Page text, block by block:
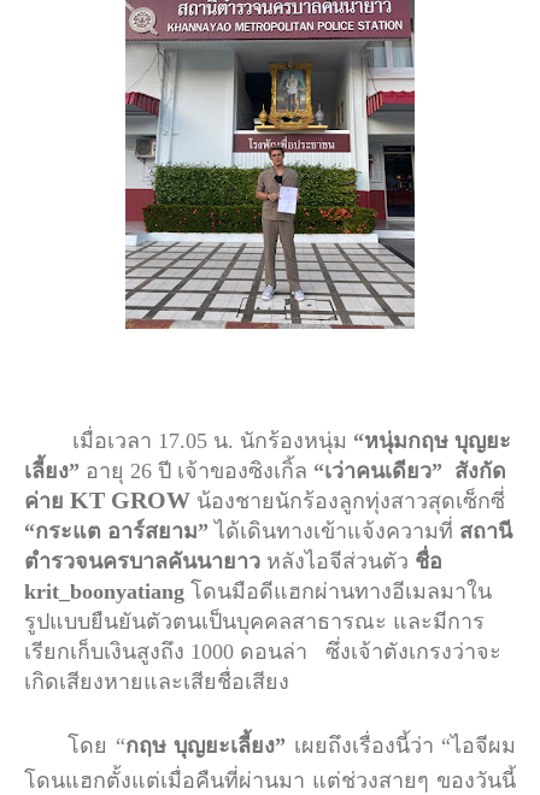
เมื่อเวลา 17.05 น. นักร้องหนุ่ม “หนุ่มกฤษ บุญยะ
เลี้ยง” อายุ 26 ปี เจ้าของซิงเกิ้ล “เว่าคนเดียว” สังกัด
ค่าย KT GROW น้องชายนักร้องลูกทุ่งสาวสุดเซ็กซี่
“กระแต อาร์สยาม”ได้เดินทางเข้าแจ้งความที่ สถานี
ตำรวจนครบาลคันนายาว หลังไอจีส่วนตัว ชื่อ
krit_boonyatiang โดนมือดีแฮกผ่านทางอีเมลมาใน
รูปแบบยืนยันตัวตนเป็นบุคคลสาธารณะ และมีการ
เรียกเก็บเงินสูงถึง 1000 ดอนล่า
ซึ่งเจ้าตังเกรงว่าจะ
เกิดเสียงหายและเสียชื่อเสียง
โดย “กฤษ บุญยะเลี้ยง” เผยถึงเรื่องนี้ว่า “ไอจีผม
โดนแฮกตั้งแต่เมื่อคืนที่ผ่านมา แต่ช่วงสายๆ ของวันนี้